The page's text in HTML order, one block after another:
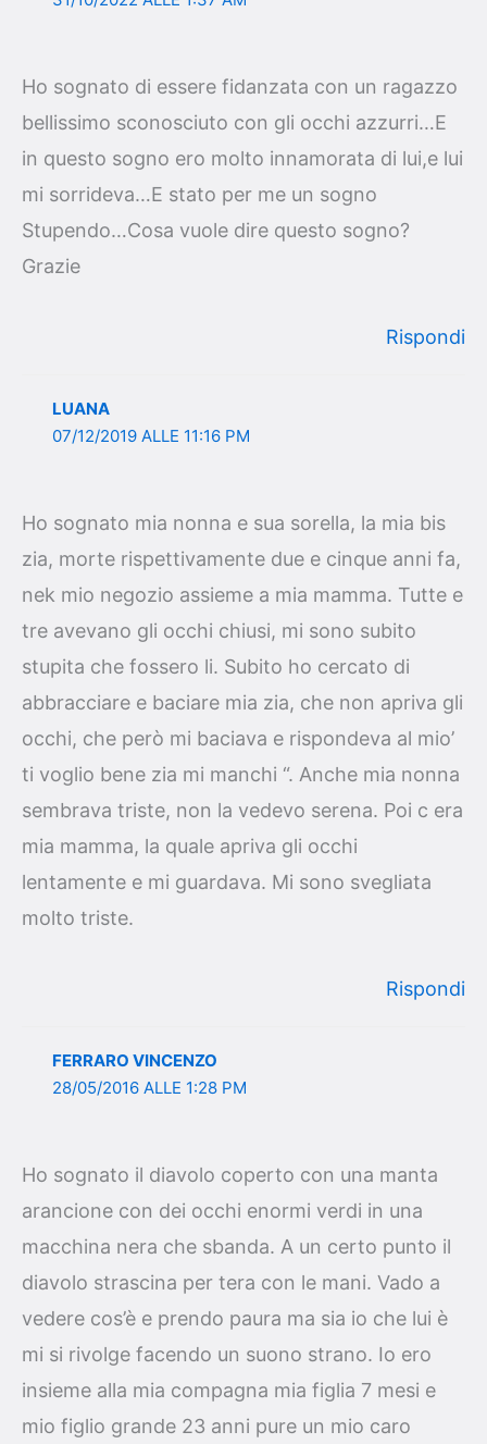
Ho sognato di essere fidanzata con un ragazzo
bellissimo sconosciuto con gli occhi azzurri…E
in questo sogno ero molto innamorata di lui,e lui
mi sorrideva…E stato per me un sogno
Stupendo…Cosa vuole dire questo sogno?
Grazie
Rispondi
LUANA
07/12/2019 ALLE 11:16 PM
Ho sognato mia nonna e sua sorella, la mia bis
zia, morte rispettivamente due e cinque anni fa,
nek mio negozio assieme a mia mamma. Tutte e
tre avevano gli occhi chiusi, mi sono subito
stupita che fossero li. Subito ho cercato di
abbracciare e baciare mia zia, che non apriva gli
occhi, che però mi baciava e rispondeva al mio’
ti voglio bene zia mi manchi “. Anche mia nonna
sembrava triste, non la vedevo serena. Poi c era
mia mamma, la quale apriva gli occhi
lentamente e mi guardava. Mi sono svegliata
molto triste.
Rispondi
FERRARO VINCENZO
28/05/2016 ALLE 1:28 PM
Ho sognato il diavolo coperto con una manta
arancione con dei occhi enormi verdi in una
macchina nera che sbanda. A un certo punto il
diavolo strascina per tera con le mani. Vado a
vedere cos’è e prendo paura ma sia io che lui è
mi si rivolge facendo un suono strano. Io ero
insieme alla mia compagna mia figlia 7 mesi e
mio figlio grande 23 anni pure un mio caro